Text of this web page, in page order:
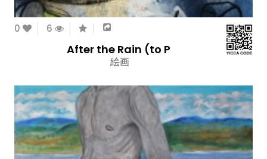
0 6
After the Rain (to P
絵画